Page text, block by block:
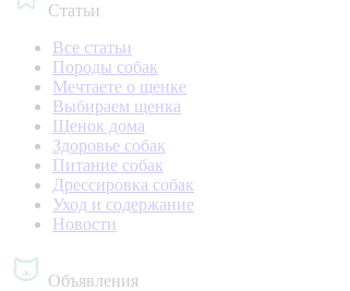
Статьи
Все статьи
Породы собак
Мечтаете о щенке
Выбираем щенка
Щенок дома
Здоровье собак
Питание собак
Дрессировка собак
Уход и содержание
Новости
Объявления